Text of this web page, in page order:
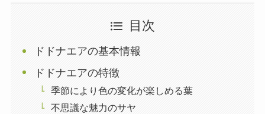
目次
ドドナエアの基本情報
ドドナエアの特徴
季節により色の変化が楽しめる葉
不思議な魅力のサヤ